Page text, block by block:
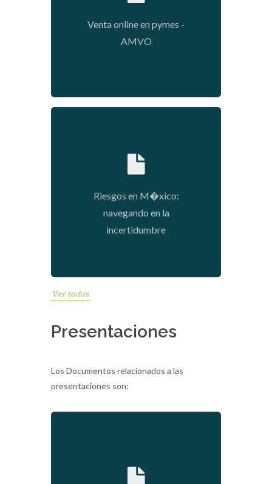
Venta online en pymes -
AMVO
Riesgos en M�xico:
navegando en la
incertidumbre
Ver todas
Presentaciones
Los Documentos relacionados a las
presentaciones son: